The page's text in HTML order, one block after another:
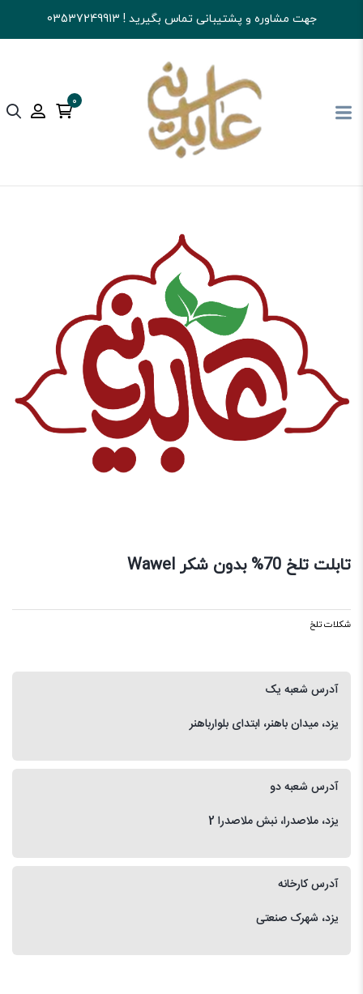
جهت مشاوره و پشتیبانی تماس بگیرید ! 03537249913
0
آجیل و خشکبار عابدینی شکلات شکلات تلخ
تابلت تلخ 70% بدون شکر Wawel
شکلات تلخ
آدرس شعبه یک
یزد، میدان باهنر، ابتدای بلوارباهنر
آدرس شعبه دو
یزد، ملاصدرا، نبش ملاصدرا 2
آدرس کارخانه
یزد، شهرک صنعتی